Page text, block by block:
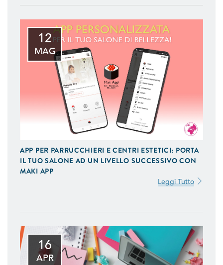
12
MAG
APP PER PARRUCCHIERI E CENTRI ESTETICI: PORTA
IL TUO SALONE AD UN LIVELLO SUCCESSIVO CON
MAKI APP
Leggi Tutto
16
APR